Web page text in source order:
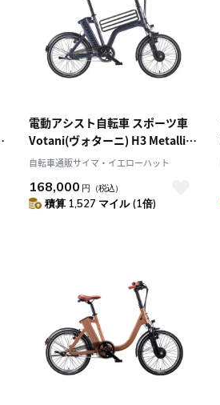
電動アシスト自転車 スポーツ車
Votani(ヴォターニ) H3 Metallic
Gray 20インチ 99.Y0N64.611
自転車通販サイマ・イエローハット
168,000 円 （税込）
積算 1,527 マイル (1倍)